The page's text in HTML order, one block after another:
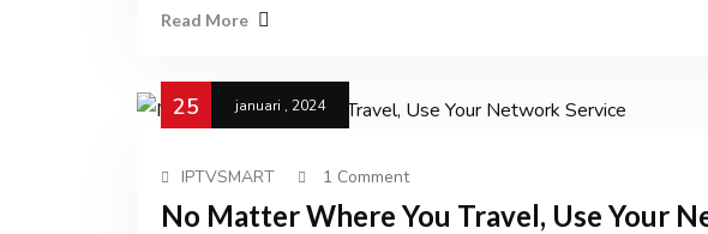
Read More
25 januari , 2024
IPTVSMART 1 Comment
No Matter Where You Travel, Use Your